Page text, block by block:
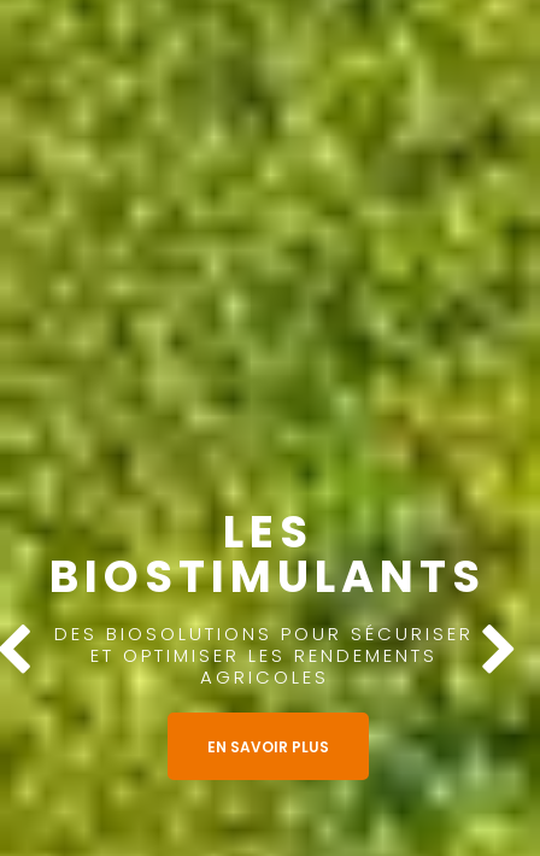
LES
BIOSTIMULANTS
DES BIOSOLUTIONS POUR SÉCURISER
ET OPTIMISER LES RENDEMENTS
AGRICOLES
EN SAVOIR PLUS